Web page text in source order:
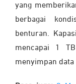
yang
berbagai
benturan.
mencapai 1
menyimpan data